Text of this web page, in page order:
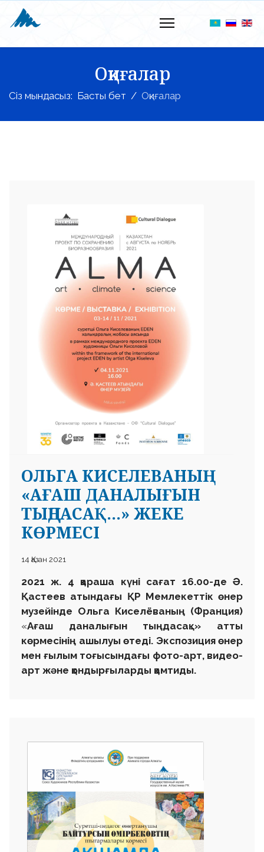
Оқиғалар
Сіз мындасыз: Басты бет Оқиғалар
ОЛЬГА КИСЕЛЕВАНЫҢ
«АҒАШ ДАНАЛЫҒЫН
ТЫҢДАСАҚ…» ЖЕКЕ
КӨРМЕСІ
14 Қазан 2021
2021 ж. 4 қараша күні сағат 16.00-де Ә.
Қастеев атындағы ҚР Мемлекеттік өнер
музейінде Ольга Киселёваның (Франция)
«Ағаш даналығын тыңдасақ…» атты
көрмесінің ашылуы өтеді. Экспозиция өнер
мен ғылым тоғысындағы фото-арт, видео-
арт және қондырғыларды қамтиды.